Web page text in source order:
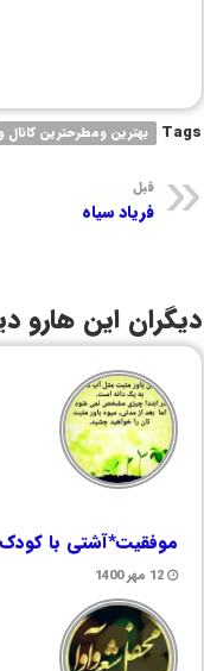
Tags بهترین ومطرحترین
قبل
فریاد سیاه
دیگران این هارو
موفقیت*آشتی با
12 مهر 1400